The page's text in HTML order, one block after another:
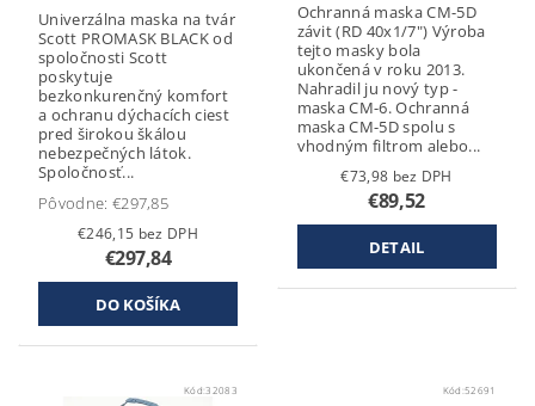
Univerzálna maska na tvár
Scott PROMASK BLACK od
spoločnosti Scott
poskytuje
bezkonkurenčný komfort
a ochranu dýchacích ciest
pred širokou škálou
nebezpečných látok.
Spoločnosť...
Pôvodne: €297,85
€246,15 bez DPH
€297,84
Ochranná maska CM-5D
závit (RD 40x1/7") Výroba
tejto masky bola
ukončená v roku 2013.
Nahradil ju nový typ -
maska CM-6. Ochranná
maska CM-5D spolu s
vhodným filtrom alebo...
€73,98 bez DPH
€89,52
DETAIL
Kód:32083 Kód: 52691